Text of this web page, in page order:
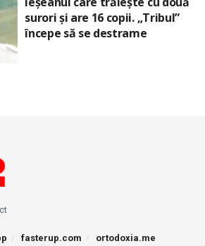
surori și are 16 copii. „Tribul”
începe să se destrame
fasterup.com ortodoxia.me